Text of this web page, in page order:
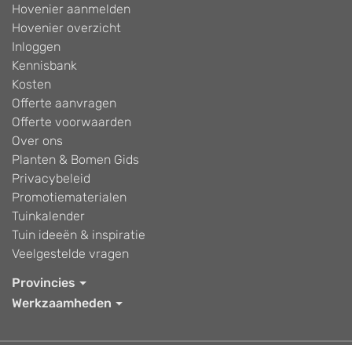
Hovenier aanmelden
Hovenier overzicht
Inloggen
Kennisbank
Kosten
Offerte aanvragen
Offerte voorwaarden
Over ons
Planten & Bomen Gids
Privacybeleid
Promotiematerialen
Tuinkalender
Tuin ideeën & inspiratie
Veelgestelde vragen
Provincies
Werkzaamheden